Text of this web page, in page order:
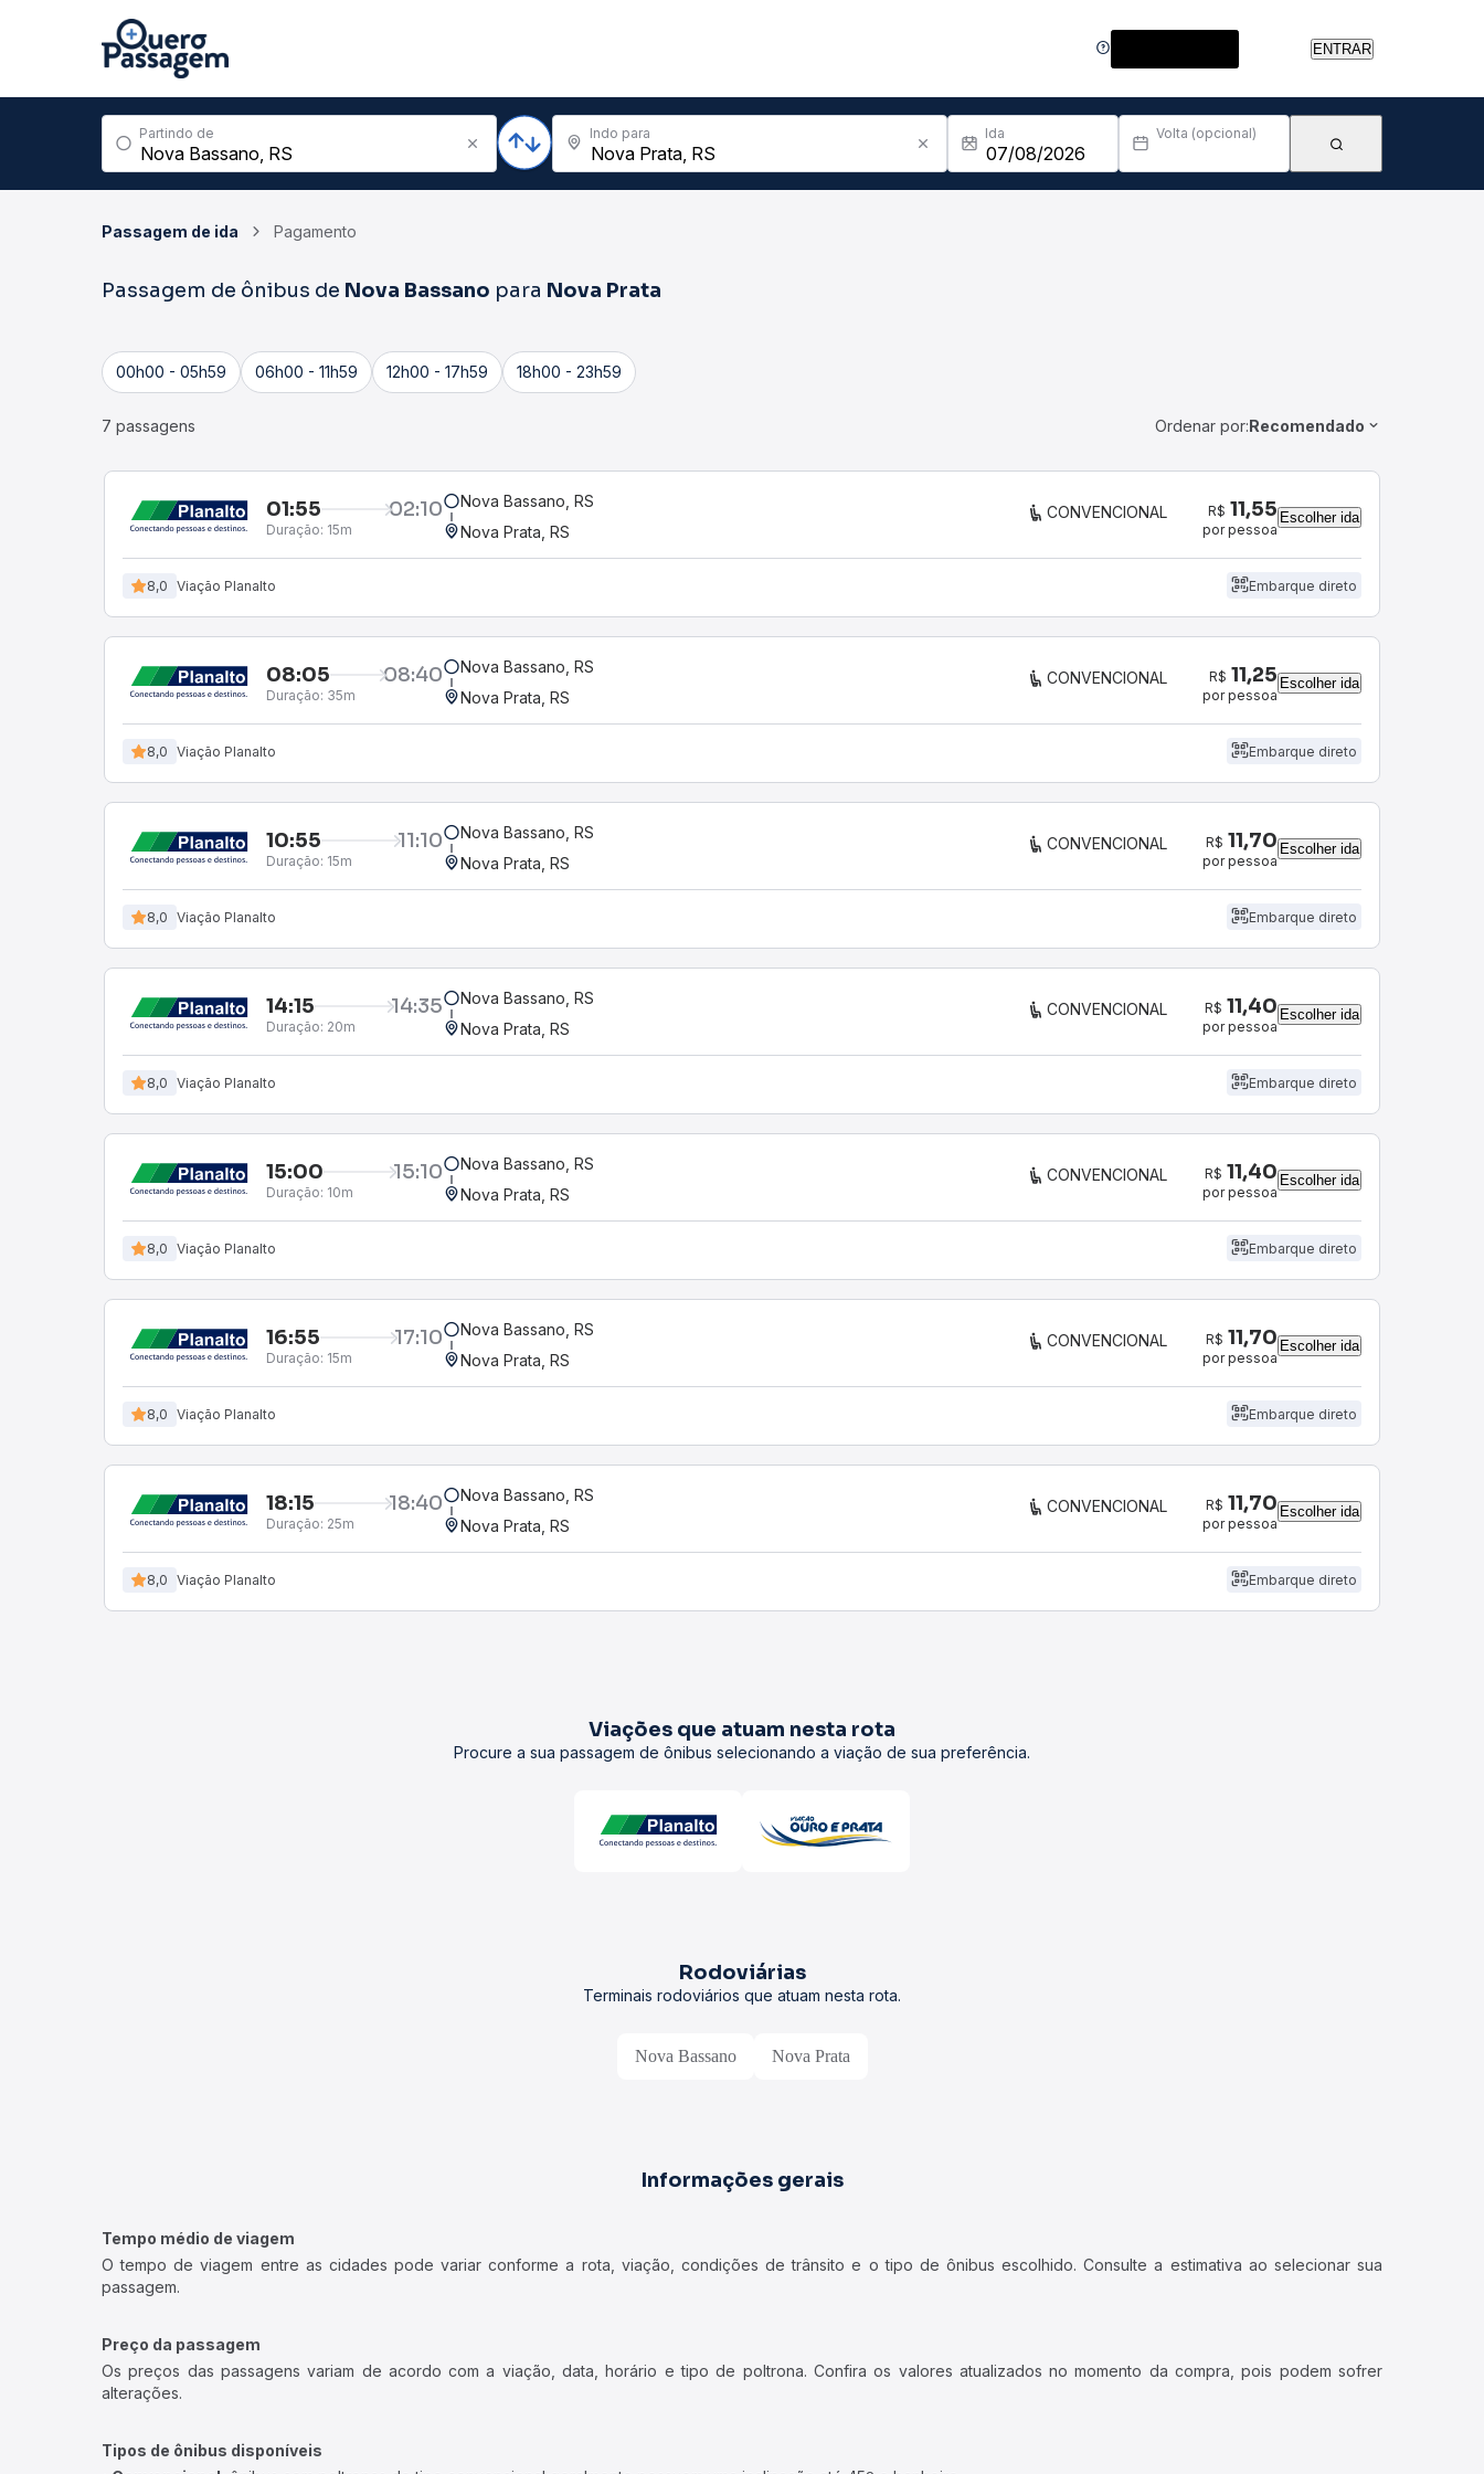
ENTRAR
Partindo de Indo para Ida Volta (opcional)
Passagem de ida Pagamento
Passagem de ônibus de Nova Bassano para Nova Prata
00h00 - 05h59 06h00 - 11h59 12h00 - 17h59 18h00 - 23h59
7 passagens Ordenar por:Recomendado
01:55 02:10
Duração: 15m
Nova Bassano, RS
Nova Prata, RS
CONVENCIONAL R$ 11,55
por pessoa
Escolher ida
8,0 Viação Planalto Embarque direto
08:05 08:40
Duração: 35m
Nova Bassano, RS
Nova Prata, RS
CONVENCIONAL R$ 11,25
por pessoa
Escolher ida
8,0 Viação Planalto Embarque direto
10:55 11:10
Duração: 15m
Nova Bassano, RS
Nova Prata, RS
CONVENCIONAL R$ 11,70
por pessoa
Escolher ida
8,0 Viação Planalto Embarque direto
14:15 14:35
Duração: 20m
Nova Bassano, RS
Nova Prata, RS
CONVENCIONAL R$ 11,40
por pessoa
Escolher ida
8,0 Viação Planalto Embarque direto
15:00 15:10
Duração: 10m
Nova Bassano, RS
Nova Prata, RS
CONVENCIONAL R$ 11,40
por pessoa
Escolher ida
8,0 Viação Planalto Embarque direto
16:55 17:10
Duração: 15m
Nova Bassano, RS
Nova Prata, RS
CONVENCIONAL R$ 11,70
por pessoa
Escolher ida
8,0 Viação Planalto Embarque direto
18:15 18:40
Duração: 25m
Nova Bassano, RS
Nova Prata, RS
CONVENCIONAL R$ 11,70
por pessoa
Escolher ida
8,0 Viação Planalto Embarque direto
Viações que atuam nesta rota
Procure a sua passagem de ônibus selecionando a viação de sua preferência.
Rodoviárias
Terminais rodoviários que atuam nesta rota.
Nova Bassano Nova Prata
Informações gerais
Tempo médio de viagem
O tempo de viagem entre as cidades pode variar conforme a rota, viação, condições de trânsito e o tipo de ônibus escolhido. Consulte a estimativa ao selecionar sua
passagem.
Preço da passagem
Os preços das passagens variam de acordo com a viação, data, horário e tipo de poltrona. Confira os valores atualizados no momento da compra, pois podem sofrer
alterações.
Tipos de ônibus disponíveis